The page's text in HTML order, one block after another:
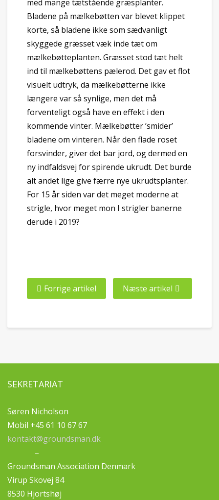
med mange tætstående græsplanter.
Bladene på mælkebøtten var blevet klippet
korte, så bladene ikke som sædvanligt
skyggede græsset væk inde tæt om
mælkebøtteplanten. Græsset stod tæt helt
ind til mælkebøttens pælerod. Det gav et flot
visuelt udtryk, da mælkebøtterne ikke
længere var så synlige, men det må
forventeligt også have en effekt i den
kommende vinter. Mælkebøtter ’smider’
bladene om vinteren. Når den flade roset
forsvinder, giver det bar jord, og dermed en
ny indfaldsvej for spirende ukrudt. Det burde
alt andet lige give færre nye ukrudtsplanter.
For 15 år siden var det meget moderne at
strigle, hvor meget mon I strigler banerne
derude i 2019?
Forrige artikel Næste artikel
SEKRETARIAT
Søren Nicholson
Mobil +45 61 10 67 67
kontakt@groundsman.dk
–
Groundsman Association Denmark
Virup Skovej 84
8530 Hjortshøj